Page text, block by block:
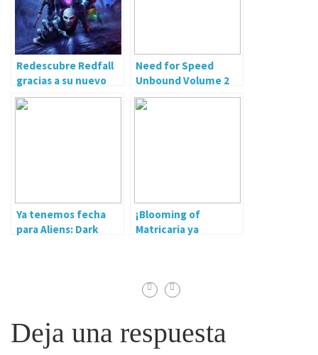
Redescubre Redfall
gracias a su nuevo
tráiler
Need for Speed
Unbound Volume 2
ya disponible
Ya tenemos fecha
para Aliens: Dark
¡Blooming of
Matricaria ya
Deja una respuesta